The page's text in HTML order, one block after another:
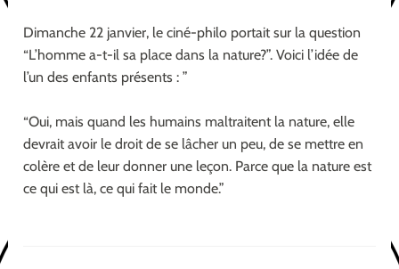
Dimanche 22 janvier, le ciné-philo portait sur la question
“L’homme a-t-il sa place dans la nature?”. Voici l’idée de
l’un des enfants présents : ”
“Oui, mais quand les humains maltraitent la nature, elle
devrait avoir le droit de se lâcher un peu, de se mettre en
colère et de leur donner une leçon. Parce que la nature est
ce qui est là, ce qui fait le monde.”